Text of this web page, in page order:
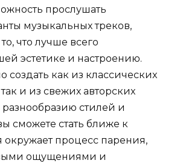
прослушать
музыкальных треков,
что лучше всего
эстетике и настроению.
создать как из классических
и из свежих авторских
разнообразию стилей и
сможете стать ближе к
окружает процесс парения,
ощущениями и